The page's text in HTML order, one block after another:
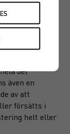
det
även en
av att
försätts i
helt eller